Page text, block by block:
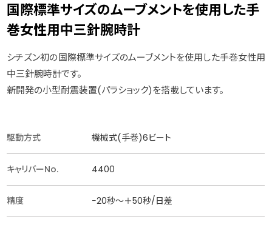
国際標準サイズのムーブメントを使用した手
巻女性用中三針腕時計
シチズン初の国際標準サイズのムーブメントを使用した手巻女性用
中三針腕時計です。
新開発の小型耐震装置(パラショック)を搭載しています。
駆動方式 機械式(手巻)6ビート
キャリバーNo. 4400
精度 −20秒〜＋50秒/日差